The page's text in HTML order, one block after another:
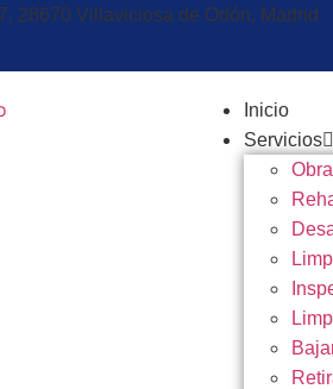
28670 Villaviciosa de Odón, Madrid
Inicio
Servicios